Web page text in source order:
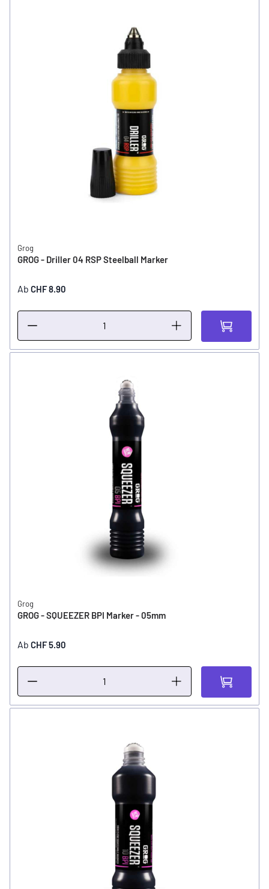
Grog
GROG - Driller 04 RSP Steelball Marker
Ab CHF 8.90
Grog
GROG - SQUEEZER BPI Marker - 05mm
Ab CHF 5.90